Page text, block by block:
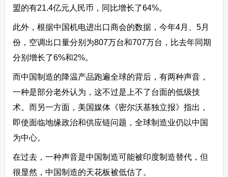
盟的有21.4亿元人民币，同比增长了64%。
此外，根据中国机电进出口商会的数据，今年4月、5月
份，空调出口量分别为807万台和707万台，比去年同期
分别增长了6%和2%。
而中国制造的降温产品跑遍全球的背后，有两种声音，
一种是部分老外认为，这不过是上不了台面的低级技
术。而另一方面，美国媒体《密尔沃基独立报》指出，
即使面临地缘政治和供应链问题，全球制造业仍以中国
为中心。
在过去，一种声音是中国制造可能被印度制造替代，但
很显然，中国制造的天花板被低估了。